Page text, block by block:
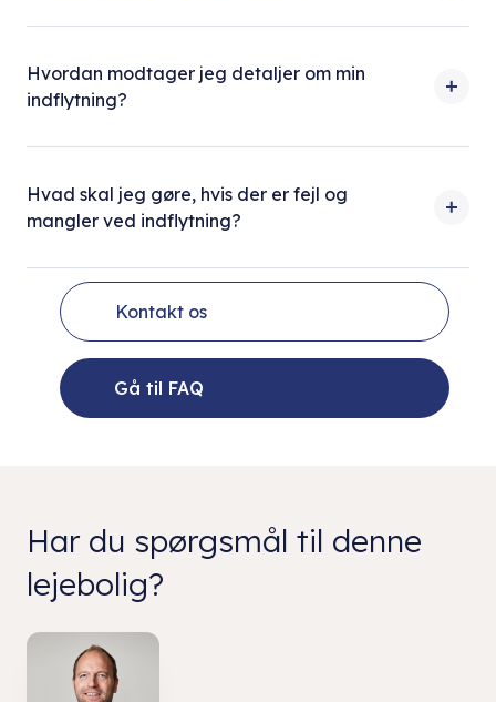
Hvordan modtager jeg detaljer om min
indflytning?
Hvad skal jeg gøre, hvis der er fejl og
mangler ved indflytning?
Kontakt os
Gå til FAQ
Har du spørgsmål til denne
lejebolig?